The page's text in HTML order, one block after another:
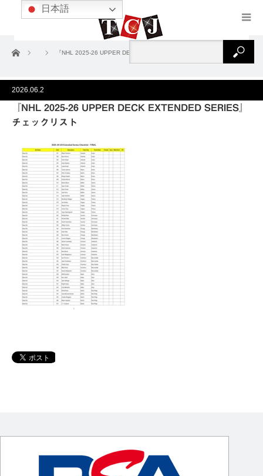
ホーム 『NHL 2025-26 UPPER DECK EXTENDED SERIES』チェックリスト
2026.06.2
『NHL 2025-26 UPPER DECK EXTENDED SERIES』
チェックリスト
日本語